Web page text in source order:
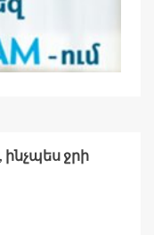
ինչպես ջրի